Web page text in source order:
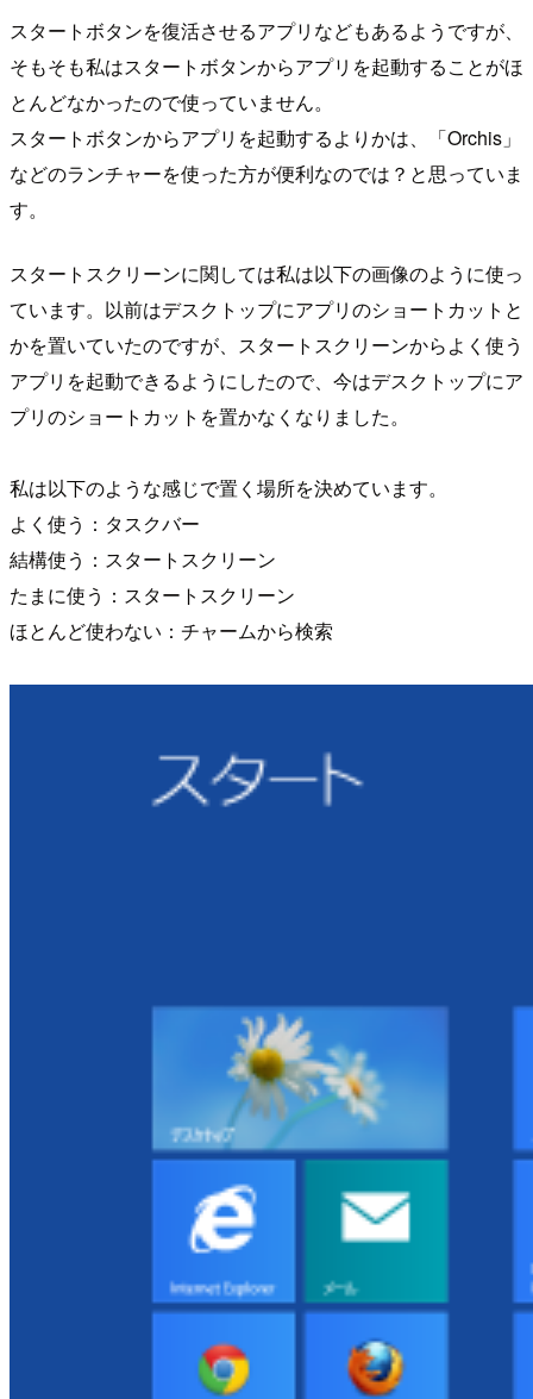
スタートボタンを復活させるアプリなどもあるようですが、
そもそも私はスタートボタンからアプリを起動することがほ
とんどなかったので使っていません。
スタートボタンからアプリを起動するよりかは、「Orchis」
などのランチャーを使った方が便利なのでは？と思っていま
す。
スタートスクリーンに関しては私は以下の画像のように使っ
ています。以前はデスクトップにアプリのショートカットと
かを置いていたのですが、スタートスクリーンからよく使う
アプリを起動できるようにしたので、今はデスクトップにア
プリのショートカットを置かなくなりました。
私は以下のような感じで置く場所を決めています。
よく使う：タスクバー
結構使う：スタートスクリーン
たまに使う：スタートスクリーン
ほとんど使わない：チャームから検索